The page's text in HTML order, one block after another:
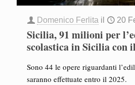
Domenico Ferlita il 20
Sicilia, 91 milioni per
scolastica in Sicilia con
Sono 44 le opere riguardanti
saranno effettuate entro il 2025.